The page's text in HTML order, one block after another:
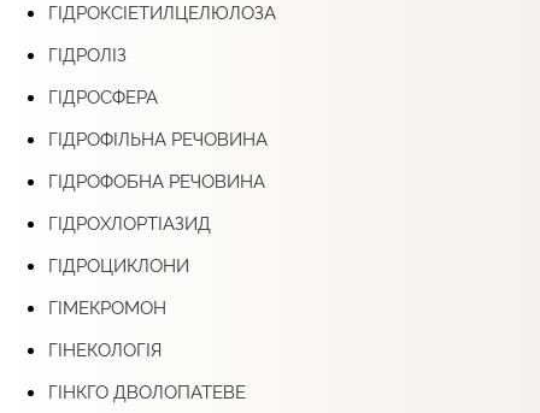
ГІДРОКСІЕТИЛЦЕЛЮЛОЗА
ГІДРОЛІЗ
ГІДРОСФЕРА
ГІДРОФІЛЬНА РЕЧОВИНА
ГІДРОФОБНА РЕЧОВИНА
ГІДРОХЛОРТІАЗИД
ГІДРОЦИКЛОНИ
ГІМЕКРОМОН
ГІНЕКОЛОГІЯ
ГІНКГО ДВОЛОПАТЕВЕ